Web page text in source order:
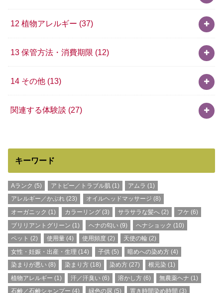
12 植物アレルギー (37)
13 保管方法・消費期限 (12)
14 その他 (13)
関連する体験談 (27)
キーワード
Aランク (5) アトピー／トラブル肌(1) アムラ (1)
アレルギー／かぶれ (23) オイルヘッドマッサージ (8)
オーガニック (1) カラーリング(3) サラサラな髪へ(2) フケ (6)
ブリリアントグリーン (1) ヘナの匂い(9) ヘナショック (10)
ペット (2) 使用量(4) 使用頻度(2) 天使の輪 (2)
女性・妊娠・出産・生理 (14) 子供(5) 暗めへの染め方(4)
染まりが悪い (8) 染まり方(18) 染め方(27) 根元染 (1)
植物アレルギー (1) 汗／汗臭い(6) 溶かし方(6) 無農薬ヘナ (1)
石鹸／石鹸シャンプー (4) 緑色の尿 (5) 置き時間染め時間 (3)